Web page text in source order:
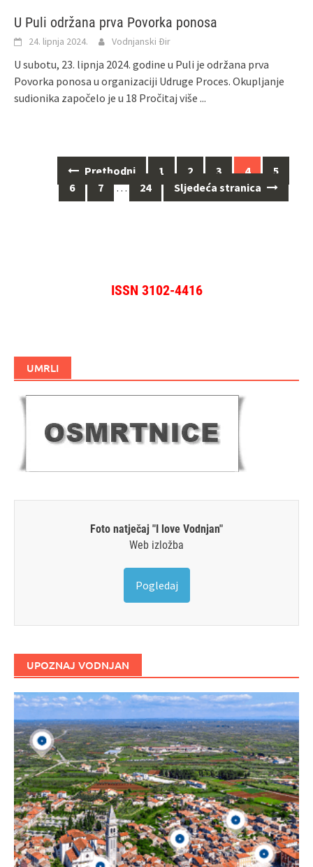
U Puli održana prva Povorka ponosa
24. lipnja 2024. Vodnjanski Đir
U subotu, 23. lipnja 2024. godine u Puli je održana prva
Povorka ponosa u organizaciji Udruge Proces. Okupljanje
sudionika započelo je u 18 Pročitaj više ...
Navigacija
Prethodni 1 2 3 4
5
6
7 … 24 Sljedeća stranica
ISSN 3102-4416
UMRLI
Foto natječaj "I love Vodnjan"
Web izložba
Pogledaj
UPOZNAJ VODNJAN